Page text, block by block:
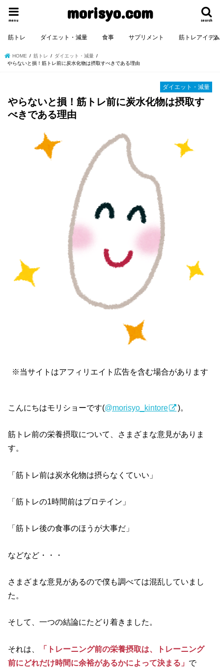
morisyo.com search
menu
筋トレ ダイエット・減量 食事 サプリメント 筋トレアイテム
HOME 筋トレ
ダイエット・減量
やらないと損！筋トレ前に炭水化物は摂取すべきである理由
ダイエット・減量
やらないと損！筋トレ前に炭水化物は摂取す
べきである理由
※当サイトはアフィリエイト広告を含む場合があります
こんにちはモリショーです(@morisyo_kintore )。
筋トレ前の栄養摂取について、さまざまな意見がありま
す。
「筋トレ前は炭水化物は摂らなくていい」
「筋トレの1時間前はプロテイン」
「筋トレ後の食事のほうが大事だ」
などなど・・・
さまざまな意見があるので僕も調べては混乱していまし
た。
そして、一つの結論にたどり着きました。
それは、 「 トレーニング前の栄養摂取は、トレーニング
前にどれだけ時間に余裕があるかによって決まる」 で